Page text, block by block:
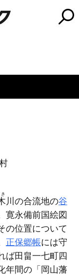
川の合流地の谷
寛永備前国絵図
の位置について
正保郷帳には守
ば田畠一七町四
年間の「岡山藩